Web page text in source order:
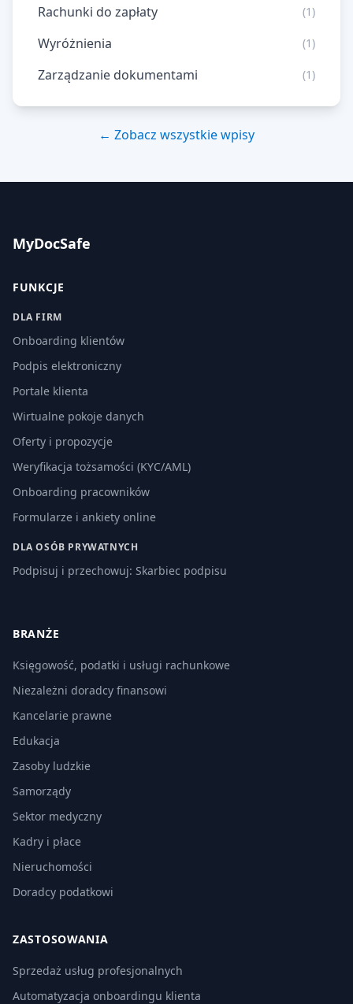
Rachunki do zapłaty (1)
Wyróżnienia (1)
Zarządzanie dokumentami (1)
← Zobacz wszystkie wpisy
MyDocSafe
FUNKCJE
DLA FIRM
Onboarding klientów
Podpis elektroniczny
Portale klienta
Wirtualne pokoje danych
Oferty i propozycje
Weryfikacja tożsamości (KYC/AML)
Onboarding pracowników
Formularze i ankiety online
DLA OSÓB PRYWATNYCH
Podpisuj i przechowuj: Skarbiec podpisu
BRANŻE
Księgowość, podatki i usługi rachunkowe
Niezależni doradcy finansowi
Kancelarie prawne
Edukacja
Zasoby ludzkie
Samorządy
Sektor medyczny
Kadry i płace
Nieruchomości
Doradcy podatkowi
ZASTOSOWANIA
Sprzedaż usług profesjonalnych
Automatyzacja onboardingu klienta